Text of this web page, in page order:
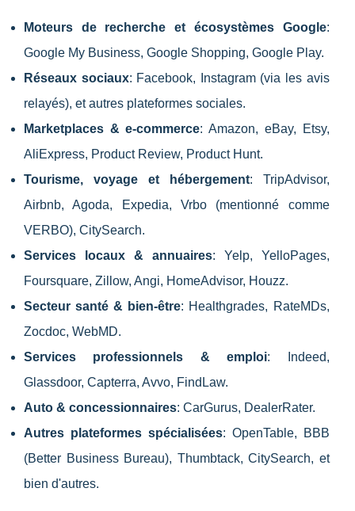
Moteurs de recherche et écosystèmes Google:
Google My Business, Google Shopping, Google Play.
Réseaux sociaux: Facebook, Instagram (via les avis
relayés), et autres plateformes sociales.
Marketplaces & e-commerce: Amazon, eBay, Etsy,
AliExpress, Product Review, Product Hunt.
Tourisme, voyage et hébergement: TripAdvisor,
Airbnb, Agoda, Expedia, Vrbo (mentionné comme
VERBO), CitySearch.
Services locaux & annuaires: Yelp, YelloPages,
Foursquare, Zillow, Angi, HomeAdvisor, Houzz.
Secteur santé & bien-être: Healthgrades, RateMDs,
Zocdoc, WebMD.
Services professionnels & emploi: Indeed,
Glassdoor, Capterra, Avvo, FindLaw.
Auto & concessionnaires: CarGurus, DealerRater.
Autres plateformes spécialisées: OpenTable, BBB
(Better Business Bureau), Thumbtack, CitySearch, et
bien d'autres.